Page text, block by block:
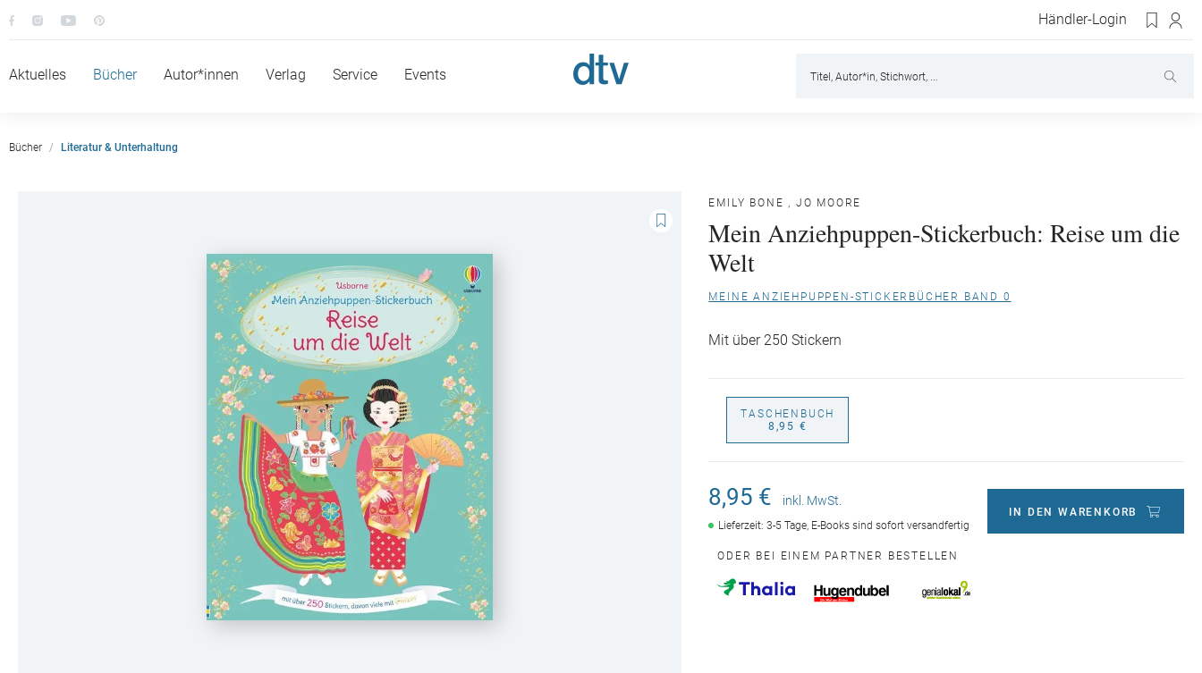
Händler-Login
Aktuelles Bücher Autor*innen Verlag Service Events
Bücher Literatur & Unterhaltung
EMILY BONE , JO MOORE
Mein Anziehpuppen-Stickerbuch: Reise um die
Welt
MEINE ANZIEHPUPPEN-STICKERBÜCHER BAND 0
Mit über 250 Stickern
TASCHENBUCH
8,95 €
8,95 € inkl. MwSt.
Lieferzeit: 3-5 Tage, E-Books sind sofort versandfertig
IN DEN WARENKORB
ODER BEI EINEM PARTNER BESTELLEN